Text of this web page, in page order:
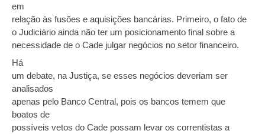
em
relação às fusões e aquisições bancárias. Primeiro, o fato de
o Judiciário ainda não ter um posicionamento final sobre a
necessidade de o Cade julgar negócios no setor financeiro.
Há
um debate, na Justiça, se esses negócios deveriam ser
analisados
apenas pelo Banco Central, pois os bancos temem que
boatos de
possíveis vetos do Cade possam levar os correntistas a